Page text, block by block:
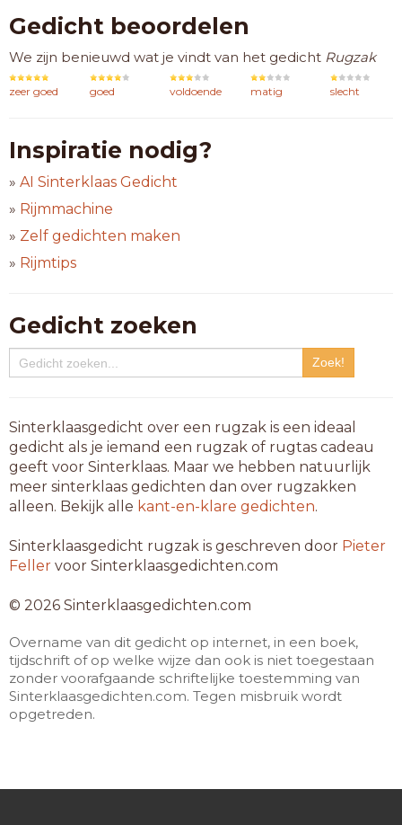
Gedicht beoordelen
We zijn benieuwd wat je vindt van het gedicht Rugzak
zeer goed goed voldoende matig slecht
Inspiratie nodig?
» AI Sinterklaas Gedicht
» Rijmmachine
» Zelf gedichten maken
» Rijmtips
Gedicht zoeken
Sinterklaasgedicht over een rugzak is een ideaal
gedicht als je iemand een rugzak of rugtas cadeau
geeft voor Sinterklaas. Maar we hebben natuurlijk
meer sinterklaas gedichten dan over rugzakken
alleen. Bekijk alle kant-en-klare gedichten.
Sinterklaasgedicht rugzak is geschreven door Pieter
Feller voor Sinterklaasgedichten.com
© 2026 Sinterklaasgedichten.com
Overname van dit gedicht op internet, in een boek,
tijdschrift of op welke wijze dan ook is niet toegestaan
zonder voorafgaande schriftelijke toestemming van
Sinterklaasgedichten.com. Tegen misbruik wordt
opgetreden.